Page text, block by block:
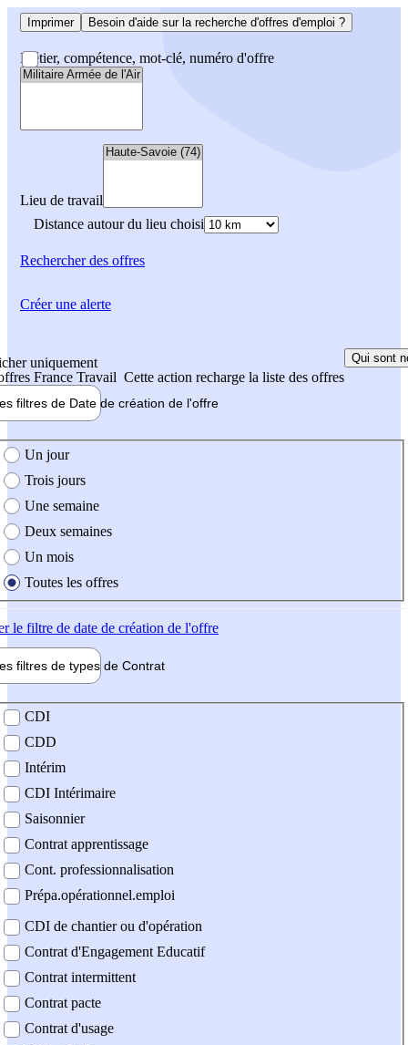
Imprimer Besoin d'aide sur la recherche d'offres d'emploi ?
Métier, compétence, mot-clé, numéro d'offre
Lieu de travail
Distance autour du lieu choisi
Rechercherdes offres
uniquement
France Travail Cette action recharge la liste des offres
Qui sont
filtres de Date de création de l'offre
création de l'offre
Un jour
Trois jours
Une semaine
Deux semaines
Un mois
Toutes les offres
le filtre de date de création de l'offre
filtres de types de Contrat
contrat
CDI
CDD
Intérim
CDI Intérimaire
Saisonnier
Contrat apprentissage
Cont. professionnalisation
Prépa.opérationnel.emploi
CDI de chantier ou d'opération
Contrat d'Engagement Educatif
Contrat intermittent
Contrat pacte
Contrat d'usage
Créer une alerte